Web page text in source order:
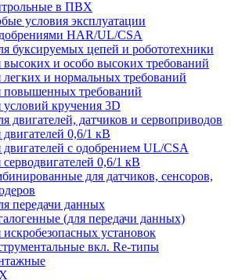
в ПВХ
условия эксплуатации
HAR/UL/CSA
буксируемых цепей и робототехники
высоких и особо высоких требований
легких и нормальных требований
повышенных требований
условий кручения 3D
двигателей, датчиков и сервоприводов
двигателей 0,6/1 кВ
двигателей с одобрением UL/CSA
серводвигателей 0,6/1 кВ
для датчиков, cенсоров,
передачи данных
(для передачи данных)
искробезопасных установок
вкл. Re-типы